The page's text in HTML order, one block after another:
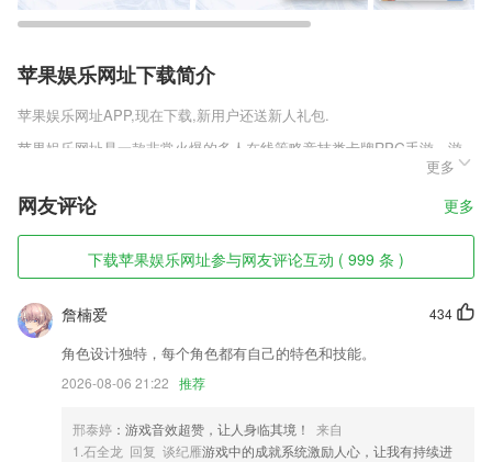
苹果娱乐网址下载简介
苹果娱乐网址APP,现在下载,新用户还送新人礼包.
苹果娱乐网址是一款非常火爆的多人在线策略竞技类卡牌RPG手游，游
戏将八位玩家划分在不同的棋盘之上，通过每一个回合抽取的棋子来进行
组合，搭配不同的阵容，与你的对手或者玩家对战，获取金币购买不同的
棋子，不断的强化自己，获取游戏最后的胜利，你就能成功的吃到鸡，喜
欢腾讯欢乐自走棋正版v1.0.0.1这款游戏的玩家千万不要错过，快来趣趣
手游网下载吧!
1,周边功能——查看周边用户、周边帖子，查看网友发帖位置
2,精选习题：
3,自主学习引擎、学习管理系统
4,线上还有最新的资讯，喜欢阅读的2265用户可以来体验足不出户也能知
晓外面的事件。
更多
网友评论 更多
下载苹果娱乐网址参与网友评论互动 ( 999 条 )
434
詹楠爱
角色设计独特，每个角色都有自己的特色和技能。
2026-08-06 21:22 推荐
邢泰婷 ：游戏音效超赞，让人身临其境！
来自
1.石全龙 回复 谈纪雁游戏中的成就系统激励人心，让我有持续进